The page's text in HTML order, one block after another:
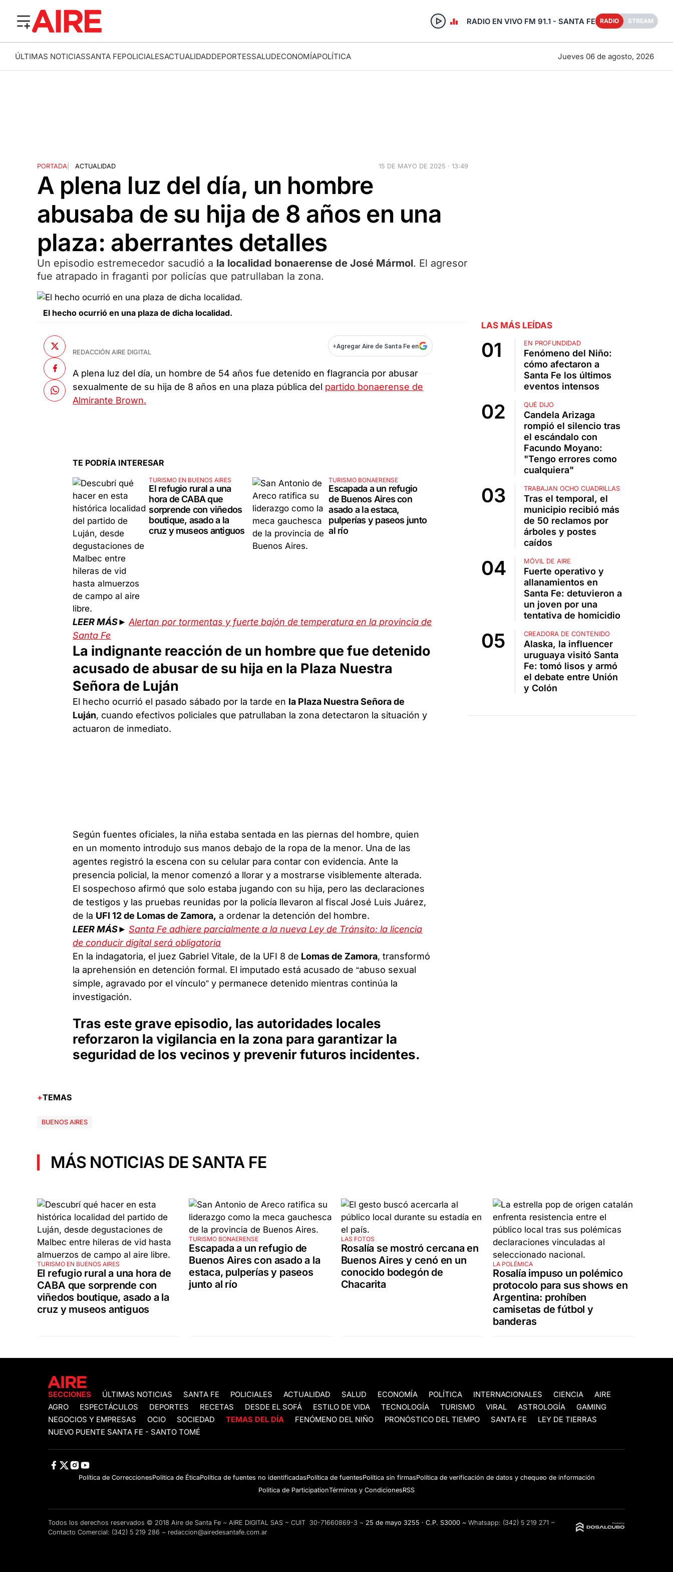
RADIO EN VIVO FM 91.1 - SANTA FE RADIO STREAM
ÚLTIMAS NOTICIASSANTA FEPOLICIALESACTUALIDADDEPORTESSALUDECONOMÍAPOLÍTICA Jueves 06 de agosto, 2026
PORTADA| ACTUALIDAD 15 DE MAYO DE 2025 · 13:49
A plena luz del día, un hombre
abusaba de su hija de 8 años en una
plaza: aberrantes detalles
Un episodio estremecedor sacudió a la localidad bonaerense de José Mármol. El agresor
fue atrapado in fraganti por policías que patrullaban la zona.
El hecho ocurrió en una plaza de dicha localidad.
REDACCIÓN AIRE DIGITAL
+Agregar Aire de Santa Fe en
A plena luz del día, un hombre de 54 años fue detenido en flagrancia por abusar
sexualmente de su hija de 8 años en una plaza pública del partido bonaerense de
Almirante Brown.
TE PODRÍA INTERESAR
TURISMO EN BUENOS AIRES
El refugio rural a una
hora de CABA que
sorprende con viñedos
boutique, asado a la
cruz y museos antiguos
TURISMO BONAERENSE
Escapada a un refugio
de Buenos Aires con
asado a la estaca,
pulperías y paseos junto
al río
LEER MÁS►Alertan por tormentas y fuerte bajón de temperatura en la provincia de
Santa Fe
La indignante reacción de un hombre que fue detenido
acusado de abusar de su hija en la Plaza Nuestra
Señora de Luján
El hecho ocurrió el pasado sábado por la tarde en la Plaza Nuestra Señora de
Luján, cuando efectivos policiales que patrullaban la zona detectaron la situación y
actuaron de inmediato.
Según fuentes oficiales, la niña estaba sentada en las piernas del hombre, quien
en un momento introdujo sus manos debajo de la ropa de la menor. Una de las
agentes registró la escena con su celular para contar con evidencia. Ante la
presencia policial, la menor comenzó a llorar y a mostrarse visiblemente alterada.
El sospechoso afirmó que solo estaba jugando con su hija, pero las declaraciones
de testigos y las pruebas reunidas por la policía llevaron al fiscal José Luis Juárez,
de la UFI 12 de Lomas de Zamora, a ordenar la detención del hombre.
LEER MÁS►Santa Fe adhiere parcialmente a la nueva Ley de Tránsito: la licencia
de conducir digital será obligatoria
En la indagatoria, el juez Gabriel Vitale, de la UFI 8 de Lomas de Zamora, transformó
la aprehensión en detención formal. El imputado está acusado de “abuso sexual
simple, agravado por el vínculo” y permanece detenido mientras continúa la
investigación.
Tras este grave episodio, las autoridades locales
reforzaron la vigilancia en la zona para garantizar la
seguridad de los vecinos y prevenir futuros incidentes.
LAS MÁS LEÍDAS
EN PROFUNDIDAD
Fenómeno del Niño:
cómo afectaron a
Santa Fe los últimos
eventos intensos
QUÉ DIJO
Candela Arizaga
rompió el silencio tras
el escándalo con
Facundo Moyano:
"Tengo errores como
cualquiera"
TRABAJAN OCHO CUADRILLAS
Tras el temporal, el
municipio recibió más
de 50 reclamos por
árboles y postes
caídos
MÓVIL DE AIRE
Fuerte operativo y
allanamientos en
Santa Fe: detuvieron a
un joven por una
tentativa de homicidio
CREADORA DE CONTENIDO
Alaska, la influencer
uruguaya visitó Santa
Fe: tomó lisos y armó
el debate entre Unión
y Colón
TEMAS
BUENOS AIRES
MÁS NOTICIAS DE SANTA FE
TURISMO EN BUENOS AIRES
El refugio rural a una hora de
CABA que sorprende con
viñedos boutique, asado a la
cruz y museos antiguos
TURISMO BONAERENSE
Escapada a un refugio de
Buenos Aires con asado a la
estaca, pulperías y paseos
junto al río
LAS FOTOS
Rosalía se mostró cercana en
Buenos Aires y cenó en un
conocido bodegón de
Chacarita
LA POLÉMICA
Rosalía impuso un polémico
protocolo para sus shows en
Argentina: prohíben
camisetas de fútbol y
banderas
SECCIONES ÚLTIMAS NOTICIAS SANTA FE POLICIALES ACTUALIDAD SALUD ECONOMÍA POLÍTICA INTERNACIONALES CIENCIA
AIRE
AGRO
ESPECTÁCULOS DEPORTES RECETAS DESDE EL SOFÁ ESTILO DE VIDA TECNOLOGÍA TURISMO VIRAL ASTROLOGÍA
GAMING
NEGOCIOS Y EMPRESAS
OCIO SOCIEDAD TEMAS DEL DÍA FENÓMENO DEL NIÑO PRONÓSTICO DEL TIEMPO SANTA FE
LEY DE TIERRAS
NUEVO PUENTE SANTA FE - SANTO TOMÉ
Política de CorreccionesPolitica de ÉticaPolítica de fuentes no identificadasPolítica de fuentesPolítica sin firmasPolítica de verificación de datos y chequeo de información
Politica de ParticipationTérminos y CondicionesRSS
Todos los derechos reservados © 2018 Aire de Santa Fe ~ AIRE DIGITAL SAS ~ CUIT 30-71660869-3 ~ 25 de mayo 3255 · C.P. S3000 ~ Whatsapp: (342) 5 219 271 ~
Contacto Comercial: (342) 5 219 286 ~ redaccion@airedesantafe.com.ar